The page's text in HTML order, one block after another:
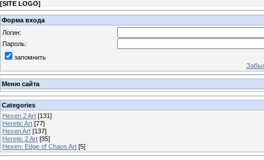
[SITE LOGO]
Форма входа
Логин:
Пароль:
запомнить
Меню сайта
Categories
Hexen 2 Art [131]
Heretic Art [77]
Hexen Art [137]
Heretic 2 Art [35]
Hexen: Edge of Chaos Art [5]